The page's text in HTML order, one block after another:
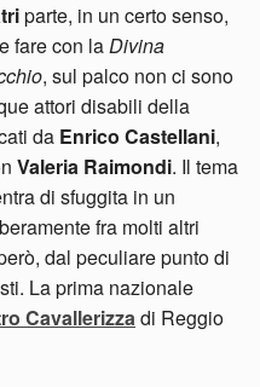
parte, in un certo senso,
fare con laDivina
, sul palco non ci sono
attori disabili della
da Enrico Castellani,
Valeria Raimondi. Il tema
di sfuggita in un
fra molti altri
dal peculiare punto di
La prima nazionale
Cavallerizzadi Reggio